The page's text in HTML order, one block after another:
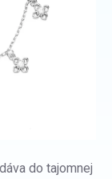
do tajomnej